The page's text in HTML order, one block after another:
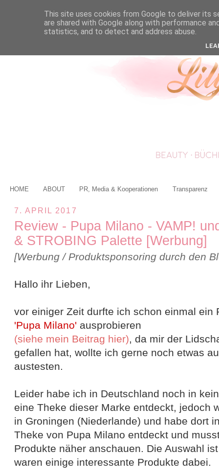
HOME ABOUT PR, Media & Kooperationen Transparenz
7. APRIL 2017
Review - Pupa Milano - VAMP!
& STROBING Palette [Werbung]
[Werbung / Produktsponsoring durch den
Hallo ihr Lieben,
vor einiger Zeit durfte ich schon einmal ein
'Pupa Milano' ausprobieren
(siehe mein Beitrag hier), da mir der
gefallen hat, wollte ich gerne noch etwas
austesten.
Leider habe ich in Deutschland noch in
eine Theke dieser Marke entdeckt, jedoch
in Groningen (Niederlande) und habe dort
Theke von Pupa Milano entdeckt und
Produkte näher anschauen. Die Auswahl
waren einige interessante Produkte dabei.
This site uses cookies from Google to deliver its
are shared with Google along with performance
statistics, and to detect and address abuse.